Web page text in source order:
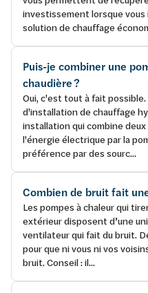
investissement lorsque
solution de chauffage
Puis-je combiner une
chaudière ?
Oui, c'est tout à fait possible.
d'installation de chauffage
installation qui combine
l'énergie électrique par la
préférence par des sourc...
Combien de bruit fait
Les pompes à chaleur qui
extérieur disposent d’une
ventilateur qui fait du bruit.
pour que ni vous ni vos
bruit. Conseil : il...